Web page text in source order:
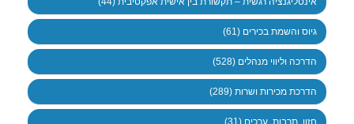
גיוס והשמת בכירים (61)
הדרכה וליווי מנהלים (528)
הדרכת מכירות ושרות (289)